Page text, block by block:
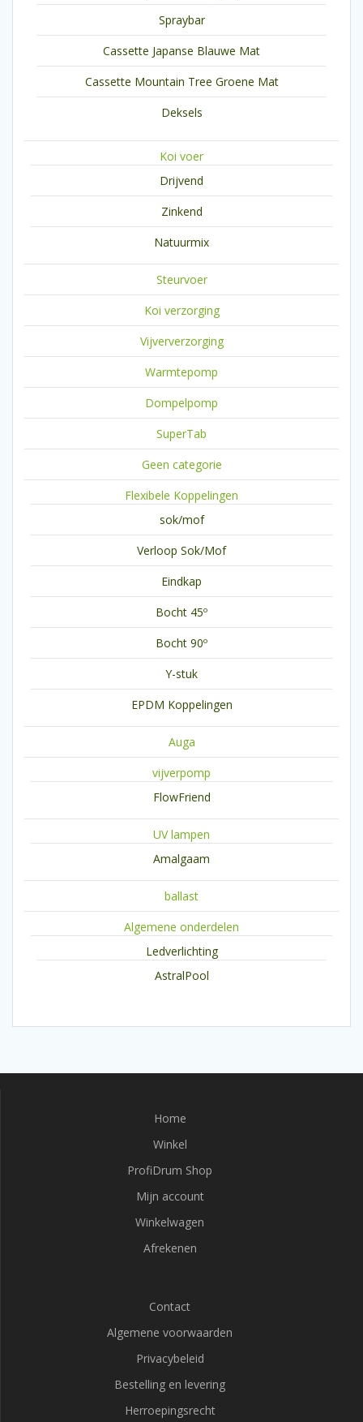
Spraybar
Cassette Japanse Blauwe Mat
Cassette Mountain Tree Groene Mat
Deksels
Koi voer
Drijvend
Zinkend
Natuurmix
Steurvoer
Koi verzorging
Vijververzorging
Warmtepomp
Dompelpomp
SuperTab
Geen categorie
Flexibele Koppelingen
sok/mof
Verloop Sok/Mof
Eindkap
Bocht 45º
Bocht 90º
Y-stuk
EPDM Koppelingen
Auga
vijverpomp
FlowFriend
UV lampen
Amalgaam
ballast
Algemene onderdelen
Ledverlichting
AstralPool
Home
Winkel
ProfiDrum Shop
Mijn account
Winkelwagen
Afrekenen
Contact
Algemene voorwaarden
Privacybeleid
Bestelling en levering
Herroepingsrecht